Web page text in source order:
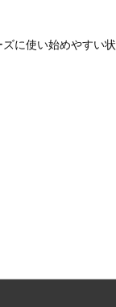
に使い始めやすい